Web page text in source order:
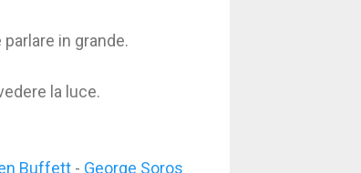
in grande.
la luce.
Buffett - George Soros